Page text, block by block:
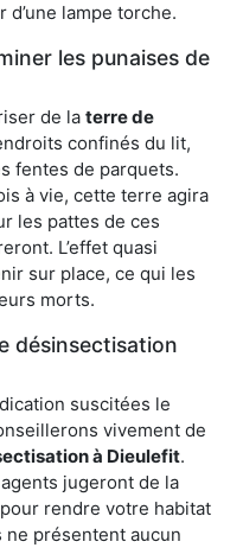
lampe torche.
les punaises de
de la terre de
confinés du lit,
fentes de parquets.
à vie, cette terre agira
les pattes de ces
L’effet quasi
sur place, ce qui les
morts.
désinsectisation
suscitées le
vivement de
à Dieulefit.
jugeront de la
rendre votre habitat
présentent aucun